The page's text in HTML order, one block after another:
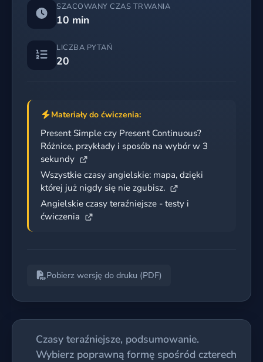
SZACOWANY CZAS TRWANIA
10 min
LICZBA PYTAŃ
20
Materiały do ćwiczenia:
Present Simple czy Present Continuous?
Różnice, przykłady i sposób na wybór w 3
sekundy
Wszystkie czasy angielskie: mapa, dzięki
której już nigdy się nie zgubisz.
Angielskie czasy teraźniejsze - testy i
ćwiczenia
Pobierz wersję do druku (PDF)
Czasy teraźniejsze, podsumowanie.
Wybierz poprawną formę spośród czterech